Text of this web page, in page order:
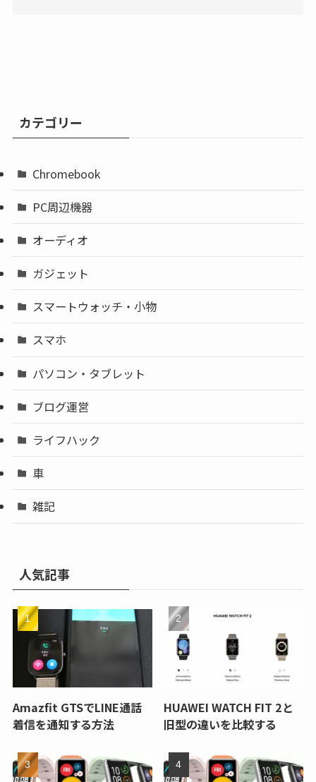
カテゴリー
Chromebook
PC周辺機器
オーディオ
ガジェット
スマートウォッチ・小物
スマホ
パソコン・タブレット
ブログ運営
ライフハック
車
雑記
人気記事
Amazfit GTSでLINE通話
着信を通知する方法
HUAWEI WATCH FIT 2と
旧型の違いを比較する